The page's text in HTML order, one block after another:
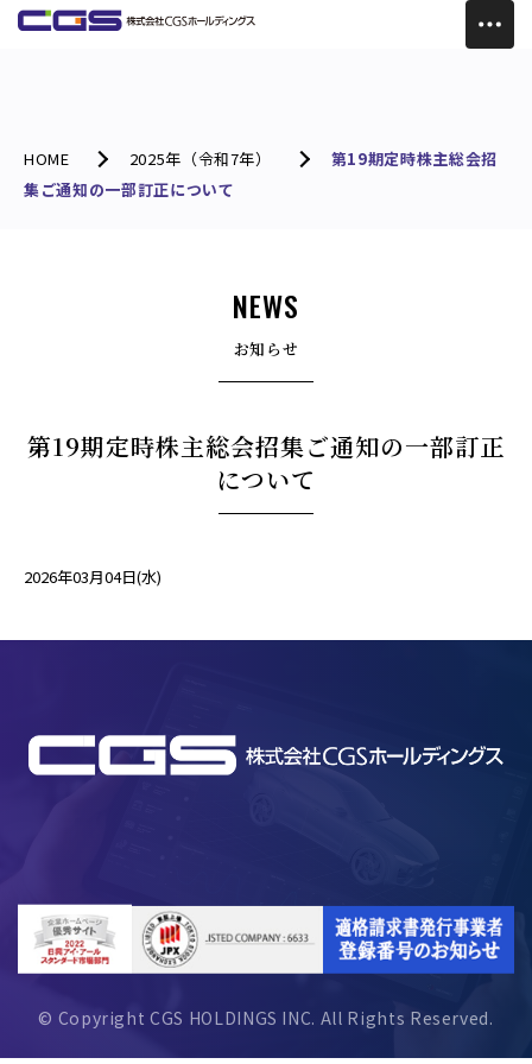
HOME 2025年（令和7年）
第19期定時株主総会招
集ご通知の一部訂正について
NEWS
お知らせ
第19期定時株主総会招集ご通知の一部訂正
について
2026年03月04日(水)
© Copyright CGS HOLDINGS INC. All Rights Reserved.